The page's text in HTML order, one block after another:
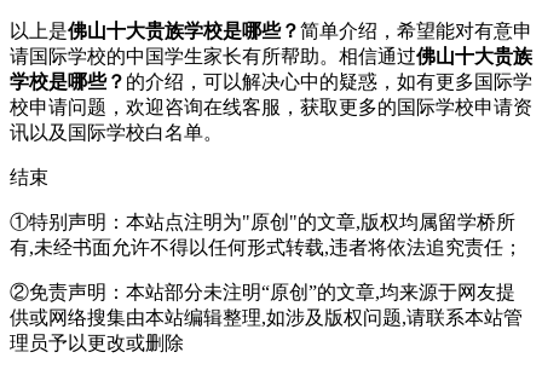
以上是佛山十大贵族学校是哪些？简单介绍，希望能对有意申
请国际学校的中国学生家长有所帮助。相信通过佛山十大贵族
学校是哪些？ 的介绍，可以解决心中的疑惑，如有更多国际学
校申请问题，欢迎咨询在线客服 ，获取更多的国际学校申请资
讯以及国际学校白名单。
结束
①特别声明：本站点注明为"原创"的文章,版权均属留学桥所
有,未经书面允许不得以任何形式转载,违者将依法追究责任；
②免责声明：本站部分未注明“原创”的文章,均来源于网友提
供或网络搜集由本站编辑整理,如涉及版权问题,请联系本站管
理员予以更改或删除